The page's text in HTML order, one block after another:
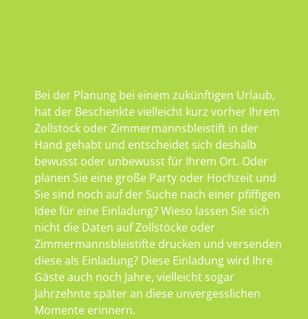
Bei der Planung bei einem zukünftigen Urlaub,
hat der Beschenkte vielleicht kurz vorher Ihrem
Zollstock oder Zimmermannsbleistift in der
Hand gehabt und entscheidet sich deshalb
bewusst oder unbewusst für Ihrem Ort. Oder
planen Sie eine große Party oder Hochzeit und
Sie sind noch auf der Suche nach einer pfiffigen
Idee für eine Einladung? Wieso lassen Sie sich
nicht die Daten auf Zollstöcke oder
Zimmermannsbleistifte drucken und versenden
diese als Einladung? Diese Einladung wird Ihre
Gäste auch noch Jahre, vielleicht sogar
Jahrzehnte später an diese unvergesslichen
Momente erinnern.